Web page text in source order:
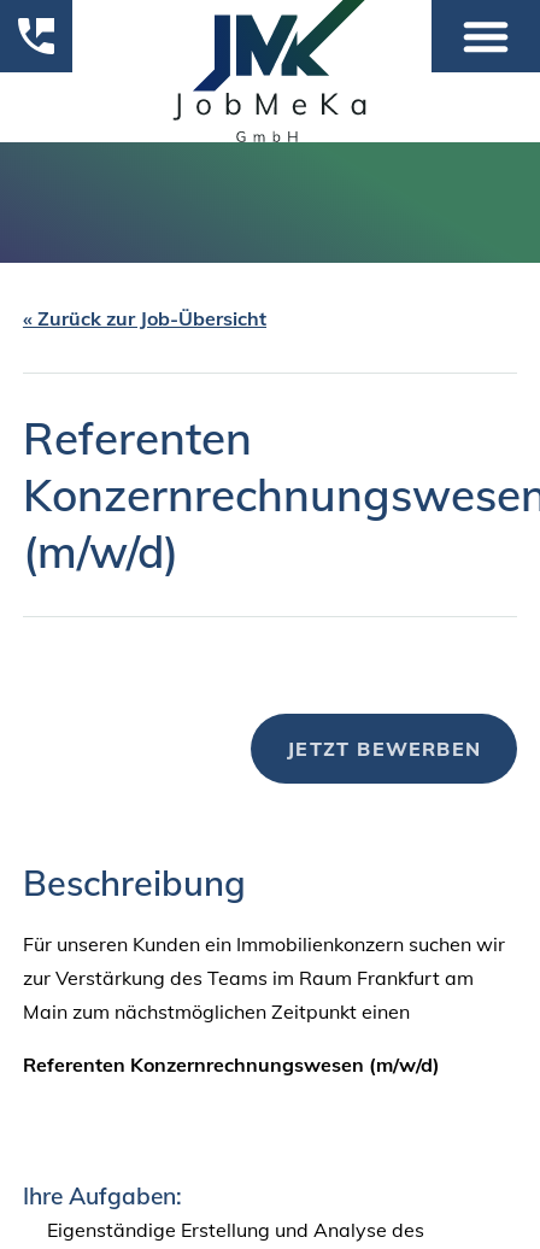
« Zurück zur Job-Übersicht
Referenten
(m/w/d)
JETZT BEWERBEN
Beschreibung
Für unseren Kunden ein Immobilienkonzern suchen wir
zur Verstärkung des Teams im Raum Frankfurt am
Main zum nächstmöglichen Zeitpunkt einen
Referenten Konzernrechnungswesen (m/w/d)
Ihre Aufgaben:
Eigenständige Erstellung und Analyse des